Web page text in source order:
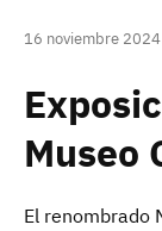
16 noviembre 2024
Museo
El renombrado